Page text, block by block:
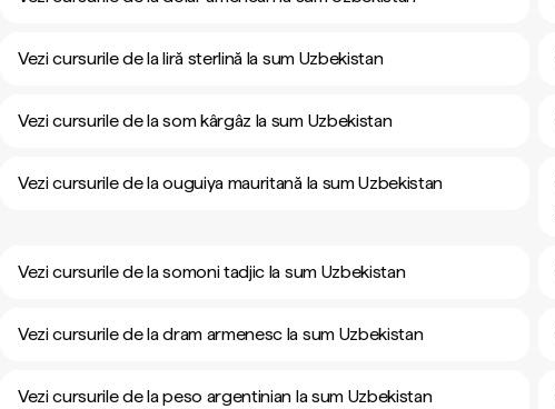
Vezi cursurile de la liră sterlină la sum Uzbekistan
Vezi cursurile de la som kârgâz la sum Uzbekistan
Vezi cursurile de la ouguiya mauritană la sum Uzbekistan
Vezi cursurile de la somoni tadjic la sum Uzbekistan
Vezi cursurile de la dram armenesc la sum Uzbekistan
Vezi cursurile de la peso argentinian la sum Uzbekistan